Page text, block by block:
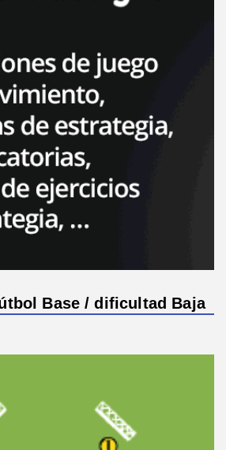
Base / dificultad Baja